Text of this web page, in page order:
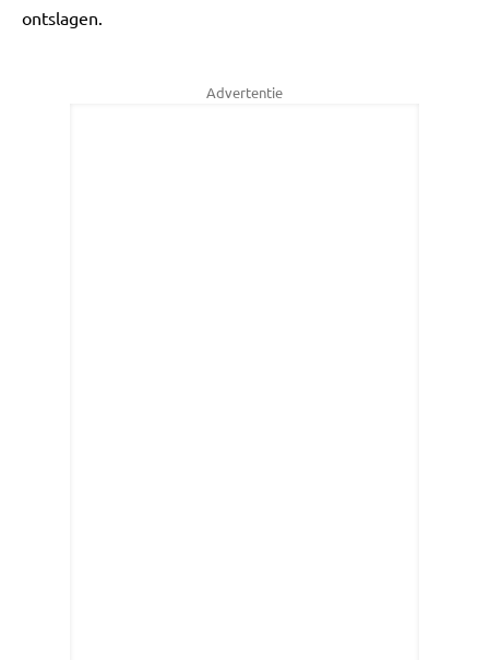
ontslagen.
Advertentie